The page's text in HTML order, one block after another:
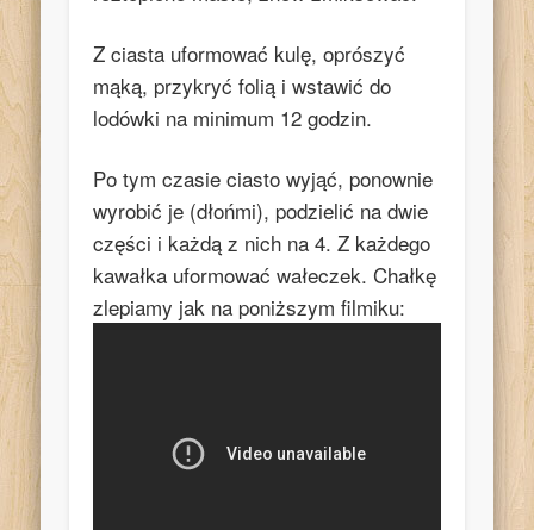
Z ciasta uformować kulę, oprószyć
mąką, przykryć folią i wstawić do
lodówki na minimum 12 godzin.
Po tym czasie ciasto wyjąć, ponownie
wyrobić je (dłońmi), podzielić na dwie
części i każdą z nich na 4. Z każdego
kawałka uformować wałeczek. Chałkę
zlepiamy jak na poniższym filmiku: